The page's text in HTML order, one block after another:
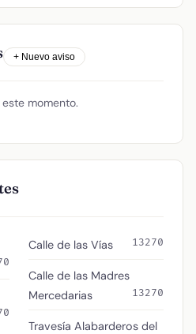
+ Nuevo aviso
momento.
Calle de las Vías 13270
Calle de las Madres
Mercedarias
13270
Travesía Alabarderos del